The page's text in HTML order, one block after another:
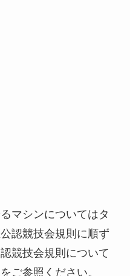
マシンについてはタ
認競技会規則に順ず
競技会規則について
ご参照ください。